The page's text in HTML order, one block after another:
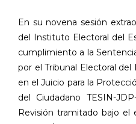
En su novena sesión
del Instituto Electoral del
cumplimiento a la
por el Tribunal Electoral del
en el Juicio para la
del Ciudadano TESIN-
Revisión tramitado bajo el